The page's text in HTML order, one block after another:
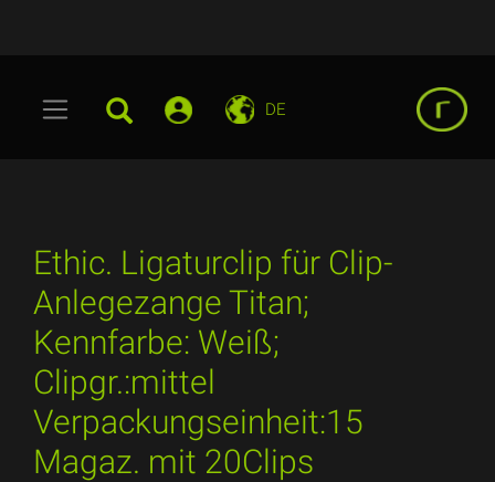
DE
Ethic. Ligaturclip für Clip-
Anlegezange Titan;
Kennfarbe: Weiß;
Clipgr.:mittel
Verpackungseinheit:15
Magaz. mit 20Clips